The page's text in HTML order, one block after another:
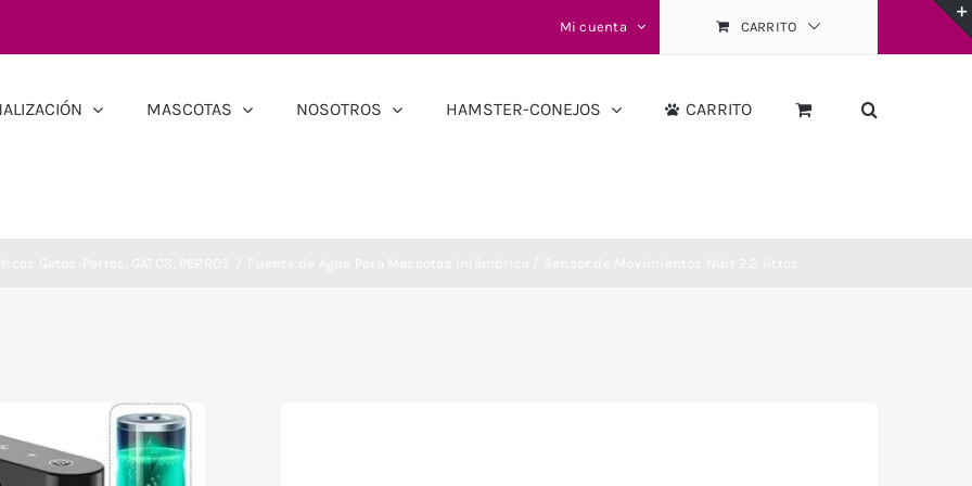
Mi cuenta CARRITO
MASCOTAS NOSOTROS HAMSTER-CONEJOS CARRITO